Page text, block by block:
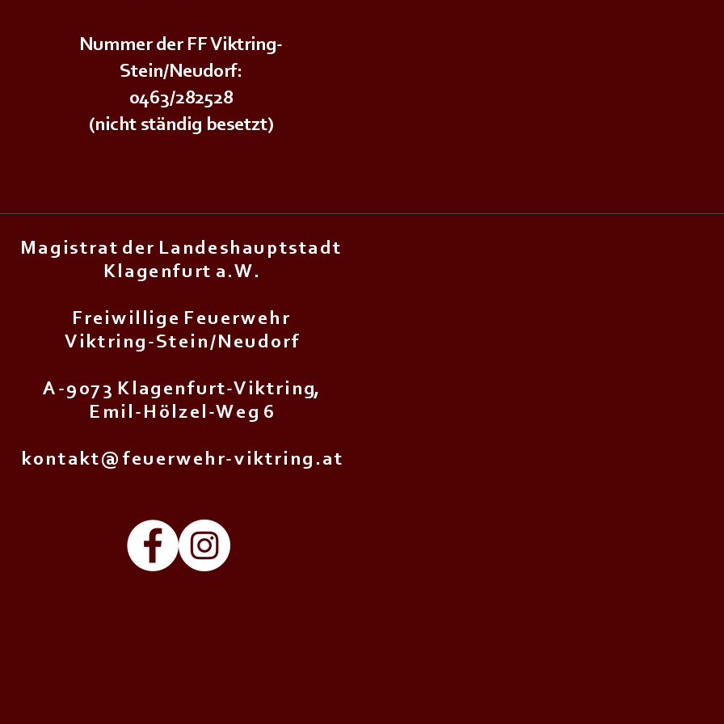
Nummer der FF Viktring-
Stein/Neudorf:
0463/282528
(nicht ständig besetzt)
M a g i s t r a t d e r L a n d e s h a u p t s t a d t
K l a g e n f u r t a . W .
F r e i w i l l i g e F e u e r w e h r
V i k t r i n g - S t e i n / N e u d o r f
A - 9 0 7 3 K l a g e n f u r t - V i k t r i n g,
E m i l - H ö l z e l - W e g 6
k o n t a k t @ f e u e r w e h r - v i k t r i n g . a t